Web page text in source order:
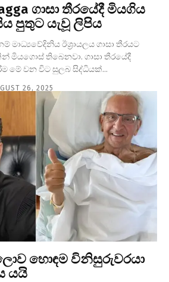
ගාසා තීරයේදී මියගිය
පුතුට යැවූ ලිපිය
මාධ්‍යවේදිනිය ඊශ්‍රායලය ගාසා තීරයට
මියගොස් තිබෙනවා. ගාසා තීරයේදී
මේ වන විට සුලබ සිද්ධියක්...
26, 2025
ලොව හොඳම විනිසුරුවරයා
යයි